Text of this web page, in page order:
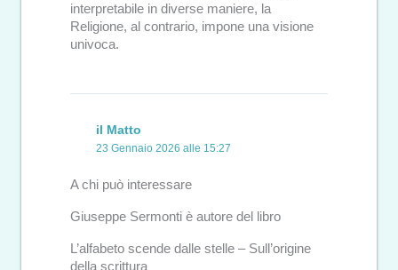
interpretabile in diverse maniere, la
Religione, al contrario, impone una visione
univoca.
il Matto
23 Gennaio 2026 alle 15:27
A chi può interessare
Giuseppe Sermonti è autore del libro
L’alfabeto scende dalle stelle – Sull’origine
della scrittura